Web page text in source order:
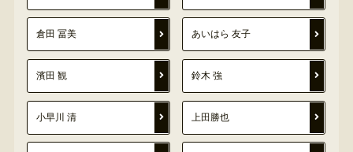
倉田 冨美 あいはら 友子
濱田 観 鈴木 強
小早川 清 上田勝也